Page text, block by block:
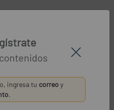
ingresa tu correoy
.